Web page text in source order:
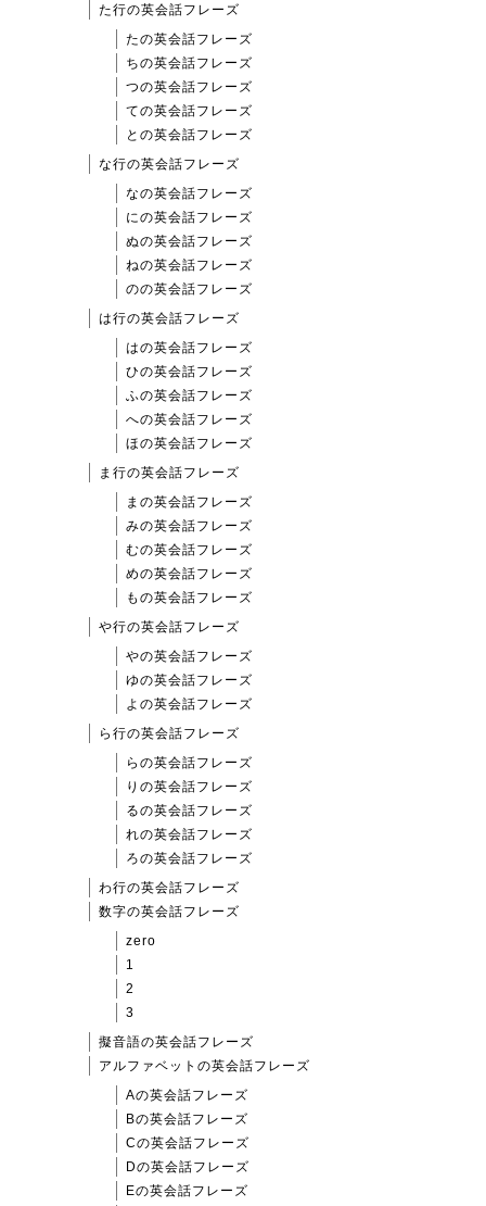
た行の英会話フレーズ
たの英会話フレーズ
ちの英会話フレーズ
つの英会話フレーズ
ての英会話フレーズ
との英会話フレーズ
な行の英会話フレーズ
なの英会話フレーズ
にの英会話フレーズ
ぬの英会話フレーズ
ねの英会話フレーズ
のの英会話フレーズ
は行の英会話フレーズ
はの英会話フレーズ
ひの英会話フレーズ
ふの英会話フレーズ
への英会話フレーズ
ほの英会話フレーズ
ま行の英会話フレーズ
まの英会話フレーズ
みの英会話フレーズ
むの英会話フレーズ
めの英会話フレーズ
もの英会話フレーズ
や行の英会話フレーズ
やの英会話フレーズ
ゆの英会話フレーズ
よの英会話フレーズ
ら行の英会話フレーズ
らの英会話フレーズ
りの英会話フレーズ
るの英会話フレーズ
れの英会話フレーズ
ろの英会話フレーズ
わ行の英会話フレーズ
数字の英会話フレーズ
zero
1
2
3
擬音語の英会話フレーズ
アルファベットの英会話フレーズ
Aの英会話フレーズ
Bの英会話フレーズ
Cの英会話フレーズ
Dの英会話フレーズ
Eの英会話フレーズ